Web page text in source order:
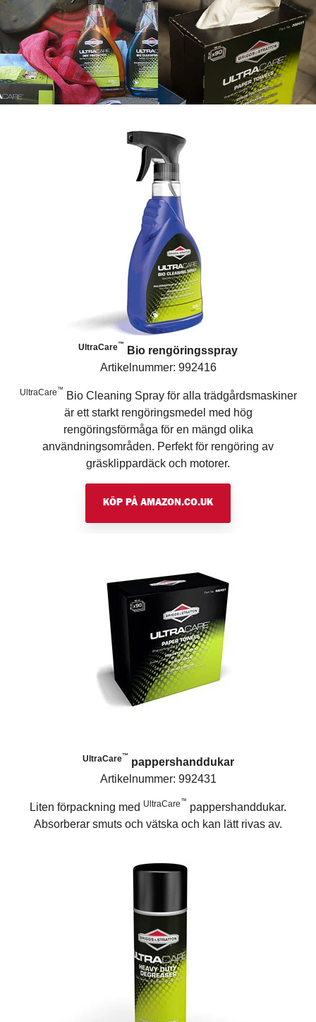
UltraCare™
Bio rengöringsspray
Artikelnummer: 992416
UltraCare ™
Bio Cleaning Spray för alla trädgårdsmaskiner
är ett starkt rengöringsmedel med hög
rengöringsförmåga för en mängd olika
användningsområden. Perfekt för rengöring av
gräsklippardäck och motorer.
KÖP PÅ AMAZON.CO.UK
UltraCare™ pappershanddukar
Artikelnummer: 992431
Liten förpackning med UltraCare ™ pappershanddukar.
Absorberar smuts och vätska och kan lätt rivas av.